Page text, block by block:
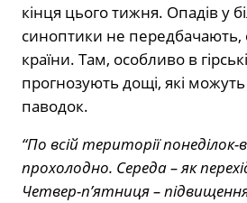
кінця цього тижня. Опадів у
синоптики не передбачають,
країни. Там, особливо в
прогнозують дощі, які
паводок.
“По всій території
прохолодно. Середа – як
Четвер-п’ятниця –